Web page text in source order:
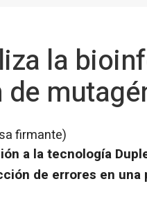
la
firmante)
a la tecnología
de errores en una